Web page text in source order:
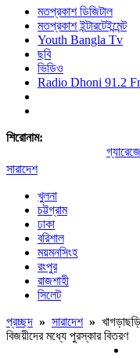
মতপ্রকাশ ডিজিটাল
মতপ্রকাশ ইন্টারটেইন্মেন্ট
Youth Bangla Tv
ছবি
ভিডিও
Radio Dhoni 91.2
শিরোনাম:
গ্যারেজে
সারাদেশ
খুলনা
চট্টগ্রাম
ঢাকা
বরিশাল
ময়মনসিংহ
রংপুর
রাজশাহী
সিলেট
প্রচ্ছদ » সারাদেশ»
বিজয়ীদের মধ্যে পুরস্কার বিতরণ